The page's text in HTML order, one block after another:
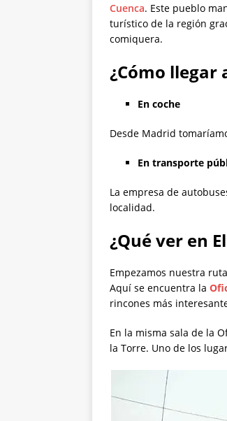
Cuenca. Este pueblo
turístico de la región
comiquera.
¿Cómo llegar
En coche
Desde Madrid
En transporte
La empresa de
localidad.
¿Qué ver en
Empezamos nuestra
Aquí se encuentra la
rincones más
En la misma sala de la
la Torre. Uno de los